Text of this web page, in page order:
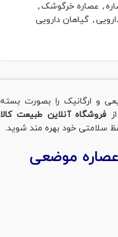
, عصاره خرگوشک,
, گیاهان دارویی
و ارگانیک را بصورت بسته
فروشگاه آنلاین طبیعت کالا
سلامتی خود بهره مند شوید.
موضعی